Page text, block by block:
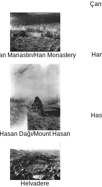
Manastırı/Han Monastery
Hasan Dağı/Mount Hasan
Helvadere